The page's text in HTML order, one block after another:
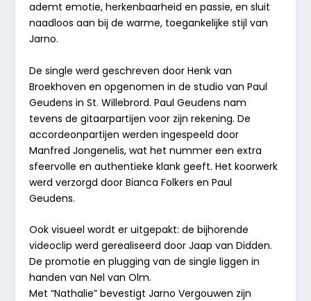
ademt emotie, herkenbaarheid en passie, en sluit
naadloos aan bij de warme, toegankelijke stijl van
Jarno.
De single werd geschreven door Henk van
Broekhoven en opgenomen in de studio van Paul
Geudens in St. Willebrord. Paul Geudens nam
tevens de gitaarpartijen voor zijn rekening. De
accordeonpartijen werden ingespeeld door
Manfred Jongenelis, wat het nummer een extra
sfeervolle en authentieke klank geeft. Het koorwerk
werd verzorgd door Bianca Folkers en Paul
Geudens.
Ook visueel wordt er uitgepakt: de bijhorende
videoclip werd gerealiseerd door Jaap van Didden.
De promotie en plugging van de single liggen in
handen van Nel van Olm.
Met “Nathalie” bevestigt Jarno Vergouwen zijn